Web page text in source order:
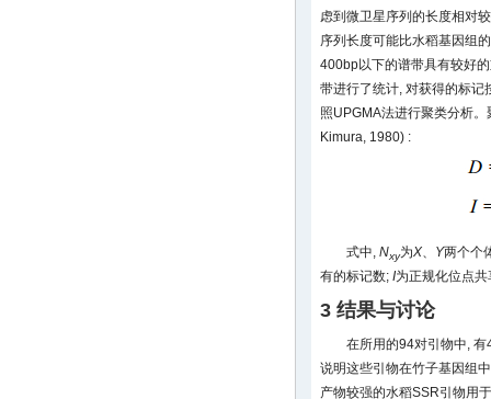
虑到微卫星序列的长度相对
序列长度可能比水稻基因组
400bp以下的谱带具有较好
带进行了统计, 对获得的标
照UPGMA法进行聚类分析
Kimura, 1980) :
式中, Nxy为X、 Y两个个
有的标记数; I为正规化位点共
3 结果与讨论
在所用的94对引物中,
说明这些引物在竹子基因组
产物较强的水稻SSR引物用